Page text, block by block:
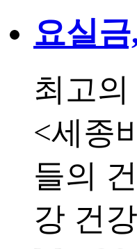
요실
최고
<세종
들의
강 건